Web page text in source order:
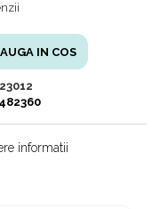
IN COS
informatii